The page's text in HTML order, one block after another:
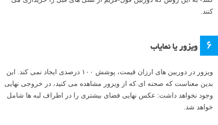
دوربین است. دوربین های فول-فریم که مجهز به حسگر بزرگتری نسبت به
بهبودهای صورت گرفته در عملکرد و تکنولوژی موجب می شود که دوربین
های APS-C جدیدتر گرانتر از دوربین های فول-فریم قدیمی باشند.